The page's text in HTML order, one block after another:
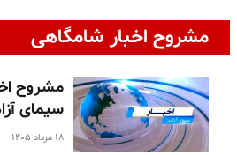
مشروح اخبار شامگاهی
مشروح
سیمای
۱۸ مرداد ۱۴۰۵